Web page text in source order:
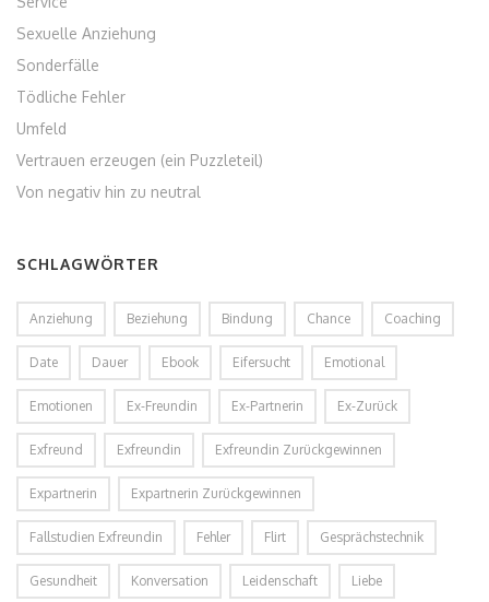
Sexuelle Anziehung
Sonderfälle
Tödliche Fehler
Umfeld
Vertrauen erzeugen (ein Puzzleteil)
Von negativ hin zu neutral
SCHLAGWÖRTER
Anziehung Beziehung Bindung Chance Coaching
Date Dauer Ebook Eifersucht Emotional
Emotionen Ex-Freundin Ex-Partnerin Ex-Zurück
Exfreund Exfreundin Exfreundin Zurückgewinnen
Expartnerin Expartnerin Zurückgewinnen
Fallstudien Exfreundin Fehler Flirt Gesprächstechnik
Gesundheit Konversation Leidenschaft Liebe